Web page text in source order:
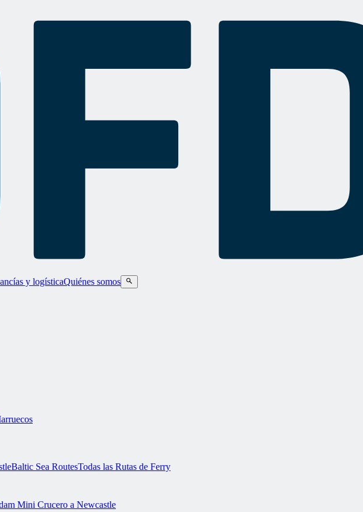
y logísticaQuiénes somos
Baltic Sea RoutesTodas las Rutas de Ferry
Mini Crucero a Newcastle